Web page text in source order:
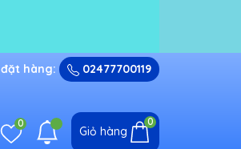
hàng: 02477700119
0
Giỏ hàng
0